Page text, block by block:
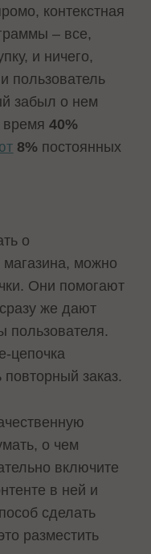
контекстная
– все,
и ничего,
пользователь
забыл о нем
время 40%
8% постоянных
о
можно
Они помогают
же дают
пользователя.
цепочка
повторный заказ.
о чем
включите
в ней и
сделать
разместить